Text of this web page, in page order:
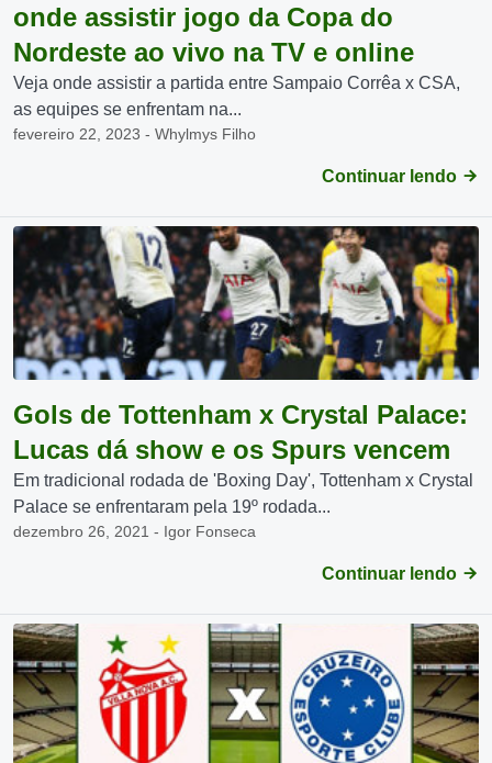
onde assistir jogo da Copa do
Nordeste ao vivo na TV e online
Veja onde assistir a partida entre Sampaio Corrêa x CSA,
as equipes se enfrentam na...
fevereiro 22, 2023 - Whylmys Filho
Continuar lendo
Gols de Tottenham x Crystal Palace:
Lucas dá show e os Spurs vencem
Em tradicional rodada de 'Boxing Day', Tottenham x Crystal
Palace se enfrentaram pela 19º rodada...
dezembro 26, 2021 - Igor Fonseca
Continuar lendo